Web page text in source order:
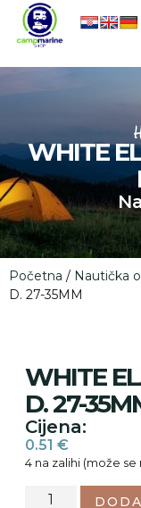
WHITE
Početna / Nautička
D. 27-35MM
WHITE
D. 27-
Cijena:
0.51 €
4 na zalihi (može